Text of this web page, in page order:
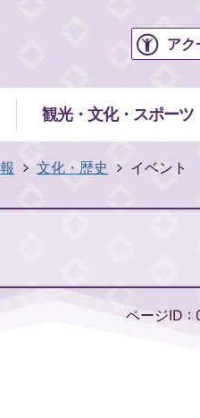
アク
観光・文化・スポーツ
文化・歴史 イベント
ページID :